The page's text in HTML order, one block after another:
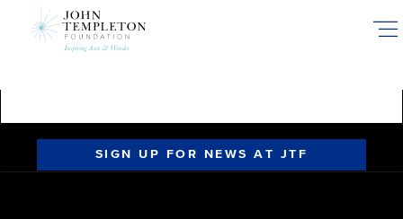
SIGN UP FOR NEWS AT JTF